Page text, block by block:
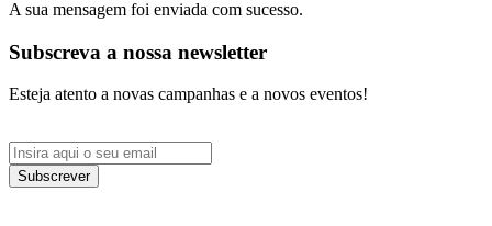
A sua mensagem foi enviada com sucesso.
Subscreva a nossa newsletter
Esteja atento a novas campanhas e a novos eventos!